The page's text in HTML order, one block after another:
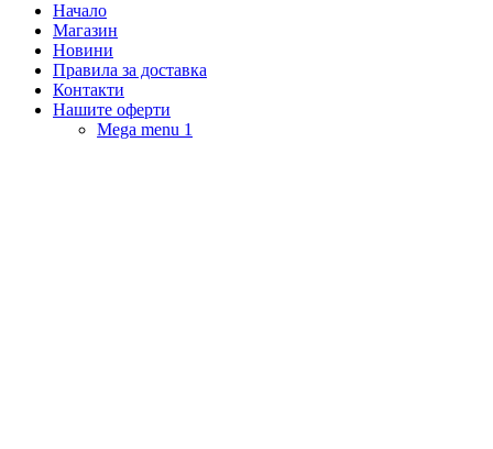
Начало
Магазин
Новини
Правила за доставка
Контакти
Нашите оферти
Mega menu 1